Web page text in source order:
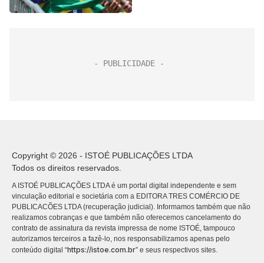
Copyright © 2026 - ISTOÉ PUBLICAÇÕES LTDA
Todos os direitos reservados.
A ISTOÉ PUBLICAÇÕES LTDA é um portal digital independente e sem
vinculação editorial e societária com a EDITORA TRES COMÉRCIO DE
PUBLICACÕES LTDA (recuperação judicial). Informamos também que não
realizamos cobranças e que também não oferecemos cancelamento do
contrato de assinatura da revista impressa de nome ISTOÉ, tampouco
autorizamos terceiros a fazê-lo, nos responsabilizamos apenas pelo
conteúdo digital “https://istoe.com.br” e seus respectivos sites.